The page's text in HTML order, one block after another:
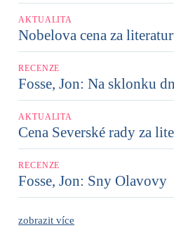
AKTUALITA
Nobelova cena za
RECENZE
Fosse, Jon: Na sklonku
AKTUALITA
Cena Severské rady za
RECENZE
Fosse, Jon: Sny Olavovy
zobrazit více